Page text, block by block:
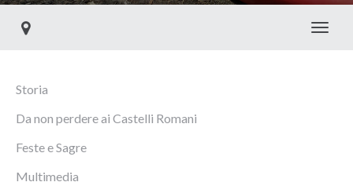
Storia
Da non perdere ai Castelli Romani
Feste e Sagre
Multimedia